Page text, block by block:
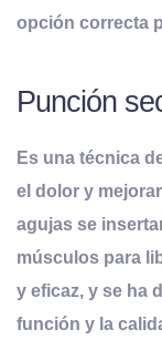
opción correcta
Punción
Es una técnica
el dolor y
agujas se
músculos para
y eficaz, y se ha
función y la